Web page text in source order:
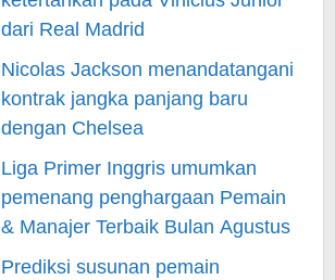
dari Real Madrid
Nicolas Jackson menandatangani
kontrak jangka panjang baru
dengan Chelsea
Liga Primer Inggris umumkan
pemenang penghargaan Pemain
& Manajer Terbaik Bulan Agustus
Prediksi susunan pemain